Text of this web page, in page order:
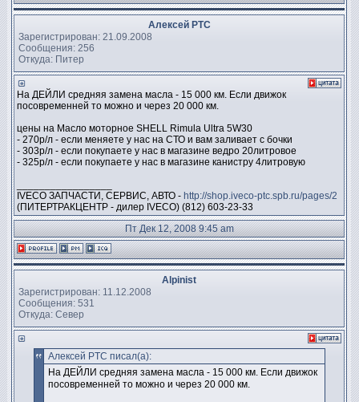
Алексей PTC
Зарегистрирован: 21.09.2008
Сообщения: 256
Откуда: Питер
На ДЕЙЛИ средняя замена масла - 15 000 км. Если движок
посовременней то можно и через 20 000 км.
цены на Масло моторное SHELL Rimula Ultra 5W30
- 270р/л - если меняете у нас на СТО и вам заливает с бочки
- 303р/л - если покупаете у нас в магазине ведро 20литровое
- 325р/л - если покупаете у нас в магазине канистру 4литровую
IVECO ЗАПЧАСТИ, СЕРВИС, АВТО - http://shop.iveco-ptc.spb.ru/pages/2
(ПИТЕРТРАКЦЕНТР - дилер IVECO) (812) 603-23-33
Пт Дек 12, 2008 9:45 am
Alpinist
Зарегистрирован: 11.12.2008
Сообщения: 531
Откуда: Север
Алексей PTC писал(а):
На ДЕЙЛИ средняя замена масла - 15 000 км. Если движок
посовременней то можно и через 20 000 км.